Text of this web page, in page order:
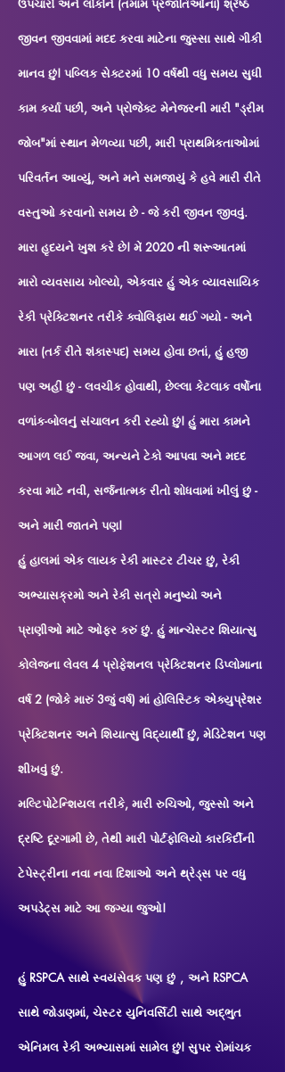
જીવન જીવવામાં મદદ કરવા માટેના જુસ્સા સાથે ગીકી
માનવ છું! પબ્લિક સેક્ટરમાં 10 વર્ષથી વધુ સમય સુધી
કામ કર્યા પછી, અને પ્રોજેક્ટ મેનેજરની મારી "ડ્રીમ
જોબ"માં સ્થાન મેળવ્યા પછી, મારી પ્રાથમિકતાઓમાં
પરિવર્તન આવ્યું, અને મને સમજાયું કે હવે મારી રીતે
વસ્તુઓ કરવાનો સમય છે - જે કરી જીવન જીવવું.
મારા હૃદયને ખુશ કરે છે! મેં 2020 ની શરૂઆતમાં
મારો વ્યવસાય ખોલ્યો, એકવાર હું એક વ્યાવસાયિક
રેકી પ્રેક્ટિશનર તરીકે ક્વોલિફાય થઈ ગયો - અને
મારા (તર્ક રીતે શંકાસ્પદ) સમય હોવા છતાં, હું હજી
પણ અહીં છું - લવચીક હોવાથી, છેલ્લા કેટલાક વર્ષોના
વળાંક-બોલનું સંચાલન કરી રહ્યો છું! હું મારા કામને
આગળ લઈ જવા, અન્યને ટેકો આપવા અને મદદ
કરવા માટે નવી, સર્જનાત્મક રીતો શોધવામાં ખીલું છું -
અને મારી જાતને પણ!
હું હાલમાં એક લાયક રેકી માસ્ટર ટીચર છું, રેકી
અભ્યાસક્રમો અને રેકી સત્રો મનુષ્યો અને
પ્રાણીઓ માટે ઓફર કરું છું. હું માન્ચેસ્ટર શિયાત્સુ
કોલેજના લેવલ 4 પ્રોફેશનલ પ્રેક્ટિશનર ડિપ્લોમાના
વર્ષ 2 (જોકે મારું 3જું વર્ષ) માં હોલિસ્ટિક એક્યુપ્રેશર
પ્રેક્ટિશનર અને શિયાત્સુ વિદ્યાર્થી છું, મેડિટેશન પણ
શીખવું છું.
મલ્ટિપોટેન્શિયલ તરીકે, મારી રુચિઓ, જુસ્સો અને
દ્રષ્ટિ દૂરગામી છે, તેથી મારી પોર્ટફોલિયો કારકિર્દીની
ટેપેસ્ટ્રીના નવા નવા દિશાઓ અને થ્રેડ્સ પર વધુ
અપડેટ્સ માટે આ જગ્યા જુઓ!
હું RSPCA સાથે સ્વયંસેવક પણછું , અને RSPCA
સાથે જોડાણમાં, ચેસ્ટર યુનિવર્સિટી સાથે અદ્ભુત
એનિમલ રેકી અભ્યાસમાં સામેલ છું! સુપર રોમાંચક